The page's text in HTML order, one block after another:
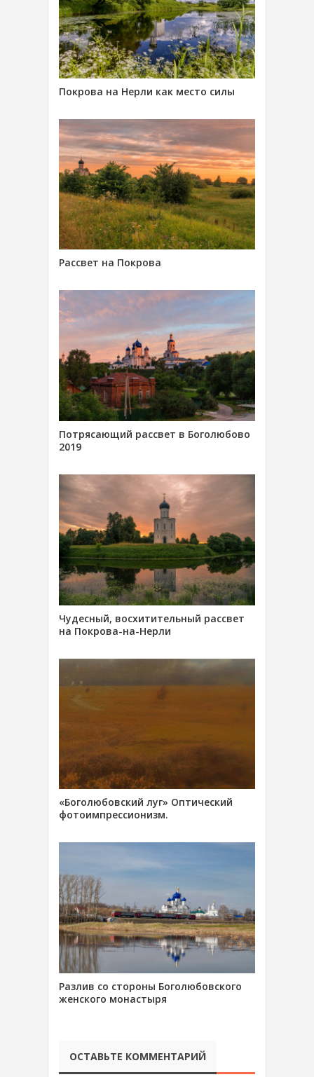
Покрова на Нерли как место силы
Рассвет на Покрова
Потрясающий рассвет в Боголюбово
2019
Чудесный, восхитительный рассвет
на Покрова-на-Нерли
«Боголюбовский луг» Оптический
фотоимпрессионизм.
Разлив со стороны Боголюбовского
женского монастыря
ОСТАВЬТЕ КОММЕНТАРИЙ